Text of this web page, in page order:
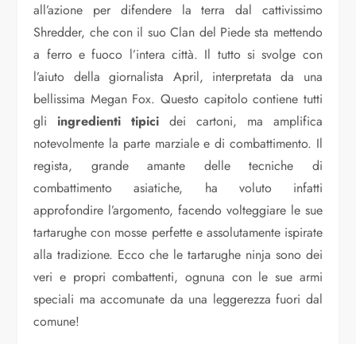
all’azione per difendere la terra dal cattivissimo
Shredder, che con il suo Clan del Piede sta mettendo
a ferro e fuoco l’intera città. Il tutto si svolge con
l’aiuto della giornalista April, interpretata da una
bellissima Megan Fox. Questo capitolo contiene tutti
gli ingredienti tipici dei cartoni, ma amplifica
notevolmente la parte marziale e di combattimento. Il
regista, grande amante delle tecniche di
combattimento asiatiche, ha voluto infatti
approfondire l’argomento, facendo volteggiare le sue
tartarughe con mosse perfette e assolutamente ispirate
alla tradizione. Ecco che le tartarughe ninja sono dei
veri e propri combattenti, ognuna con le sue armi
speciali ma accomunate da una leggerezza fuori dal
comune!